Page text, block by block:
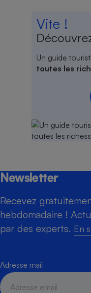
Vite !
Un guide
toutes les
Newsletter
Recevez
hebdomadaire !
par des experts. En
Adresse mail